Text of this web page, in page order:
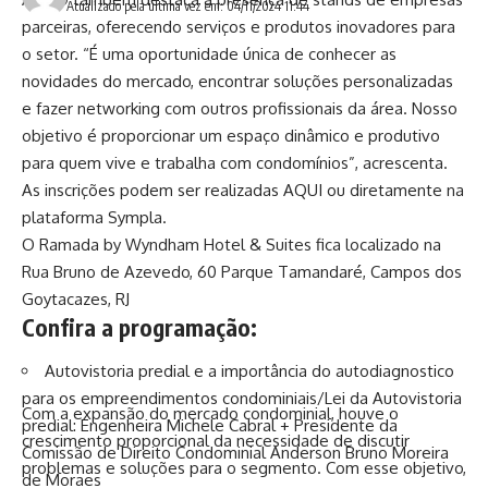
parceiras, oferecendo serviços e produtos inovadores para
o setor. “É uma oportunidade única de conhecer as
novidades do mercado, encontrar soluções personalizadas
e fazer networking com outros profissionais da área. Nosso
objetivo é proporcionar um espaço dinâmico e produtivo
para quem vive e trabalha com condomínios”, acrescenta.
As inscrições podem ser realizadas AQUI ou diretamente na
plataforma Sympla.
O Ramada by Wyndham Hotel & Suites fica localizado na
Rua Bruno de Azevedo, 60 Parque Tamandaré, Campos dos
Goytacazes, RJ
Confira a programação:
Autovistoria predial e a importância do autodiagnostico
para os empreendimentos condominiais/Lei da Autovistoria
predial: Engenheira Michele Cabral + Presidente da
Comissão de Direito Condominial Anderson Bruno Moreira
de Moraes
Atualizado pela última vez em: 04/11/2024 11:44
Com a expansão do mercado condominial, houve o
crescimento proporcional da necessidade de discutir
problemas e soluções para o segmento. Com esse objetivo,